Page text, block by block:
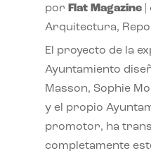
por Flat Magazine|
Arquitectura,
El proyecto de la
Ayuntamiento
Masson, Sophie
y el propio
promotor, ha
completamente